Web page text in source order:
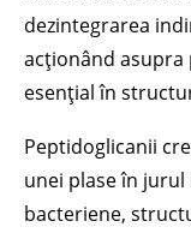
dezintegrarea
acționând asupra
esențial în
Peptidoglicanii
unei plase în
bacteriene,